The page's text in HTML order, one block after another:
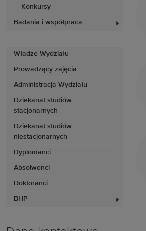
Konkursy
Badania i współpraca
Władze Wydziału
Prowadzący zajęcia
Administracja Wydziału
Dziekanat studiów
stacjonarnych
Dziekanat studiów
niestacjonarnych
Dyplomanci
Absolwenci
Doktoranci
BHP